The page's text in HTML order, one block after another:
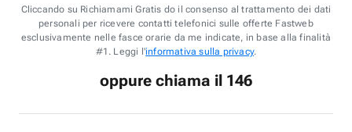
Cliccando su Richiamami Gratis do il consenso al trattamento dei dati
personali per ricevere contatti telefonici sulle offerte Fastweb
esclusivamente nelle fasce orarie da me indicate, in base alla finalità
#1. Leggi l'informativa sulla privacy.
oppure chiama il 146